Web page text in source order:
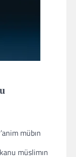
mübın
müslimın